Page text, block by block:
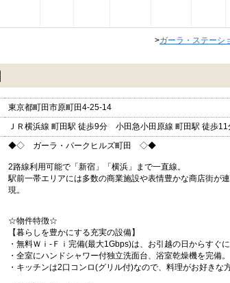
>ガーラ・ステーシ
東京都町田市原町田4-25-14
ＪＲ横浜線 町田駅 徒歩9分 小田急小田原線 町田駅 徒歩11
◆◇ ガーラ・パークヒルズ町田 ◇◆
2路線利用可能で「新宿」「横浜」まで一直線。
駅前一帯エリアには多数の商業施設や表情豊かな商店街が
現。
☆物件特徴☆
【暮らしを豊かにする充実の設備】
・無料Ｗｉ-Ｆｉ完備(最大1Gbps)は、お引越の日からすぐ
・全室にハンドシャワー付独立洗面台、浴室乾燥機を完備。
・キッチンは2口コンロ(グリル付)なので、料理がお好きな